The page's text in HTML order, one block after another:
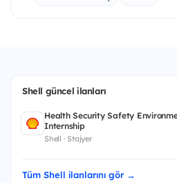
Shell güncel ilanları
Health Security Safety
Internship
Shell · Stajyer
Tüm Shell ilanlarını gör →